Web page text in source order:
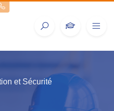
et Sécurité